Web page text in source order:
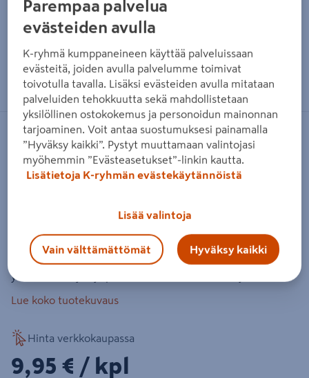
Zoomaa kuvaa sormilla kosketusnäytöllä
Vesikouru Lakka 125x100x500mm
LAKKA
Vesikourua käytetään johtamaan sadevedet pois pihoilta ja
rakennuksen vierustoilta. Toimii myös kiveystä koossa
pitävänä reunatukena. Sopii värin ja muodon puolesta
yhteen laattojen ja pihakivien kanssa. Ulkoleveys 180 mm.
Lue koko tuotekuvaus
Hinta verkkokaupassa
9,95€/kpl
9,95 € / kpl
Parempaa palvelua
evästeiden avulla
K-ryhmä kumppaneineen käyttää palveluissaan
evästeitä, joiden avulla palvelumme toimivat
toivotulla tavalla. Lisäksi evästeiden avulla mitataan
palveluiden tehokkuutta sekä mahdollistetaan
yksilöllinen ostokokemus ja personoidun mainonnan
tarjoaminen. Voit antaa suostumuksesi painamalla
”Hyväksy kaikki”. Pystyt muuttamaan valintojasi
myöhemmin ”Evästeasetukset”-linkin kautta.
Lisätietoja K-ryhmän evästekäytännöistä
Lisää valintoja
Vain välttämättömät Hyväksy kaikki